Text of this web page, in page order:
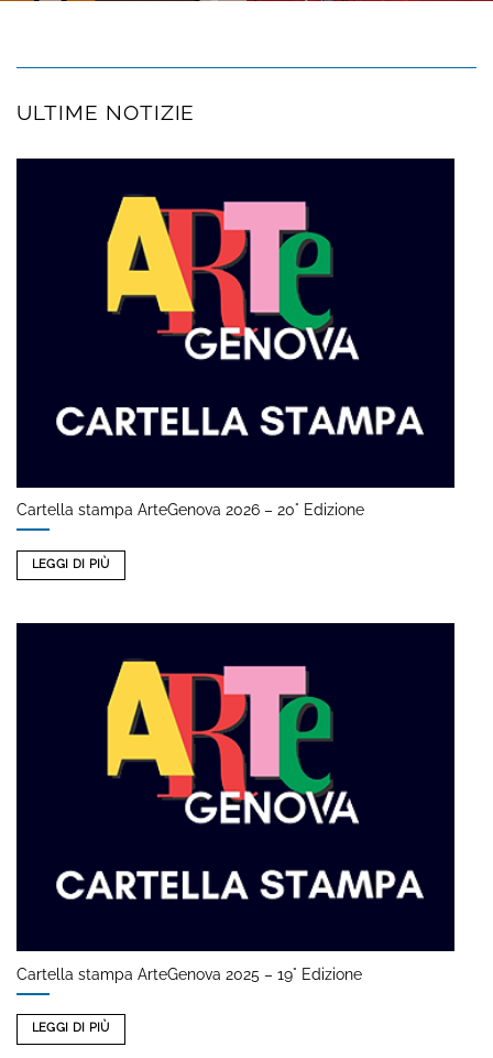
ULTIME NOTIZIE
Cartella stampa ArteGenova 2026 – 20° Edizione
LEGGI DI PIÙ
Cartella stampa ArteGenova 2025 – 19° Edizione
LEGGI DI PIÙ